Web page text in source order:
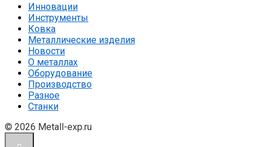
Инновации
Инструменты
Ковка
Металлические изделия
Новости
О металлах
Оборудование
Производство
Разное
Станки
© 2026 Metall-exp.ru